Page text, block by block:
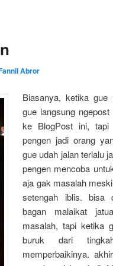
Abror
Biasanya, ketika gue
gue langsung
ke BlogPost ini,
pengen jadi orang
gue udah jalan terlalu
pengen mencoba
aja gak masalah
setengah iblis. bisa
bagan malaikat
masalah, tapi ketika
buruk dari
memperbaikinya.